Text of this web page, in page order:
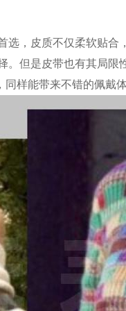
选，皮质不仅柔软贴
。但是皮带也有其局
样能带来不错的佩戴体